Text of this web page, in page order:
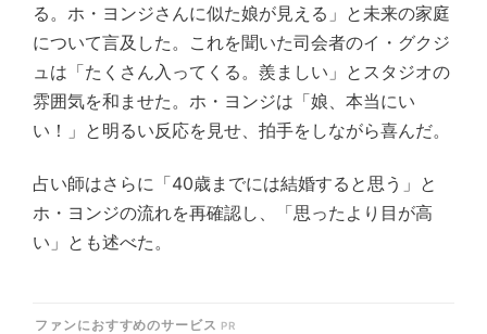
る。ホ・ヨンジさんに似た娘が見える」と未来の家庭
について言及した。これを聞いた司会者のイ・グクジ
ュは「たくさん入ってくる。羨ましい」とスタジオの
雰囲気を和ませた。ホ・ヨンジは「娘、本当にい
い！」と明るい反応を見せ、拍手をしながら喜んだ。
占い師はさらに「40歳までには結婚すると思う」と
ホ・ヨンジの流れを再確認し、「思ったより目が高
い」とも述べた。
ファンにおすすめのサービス